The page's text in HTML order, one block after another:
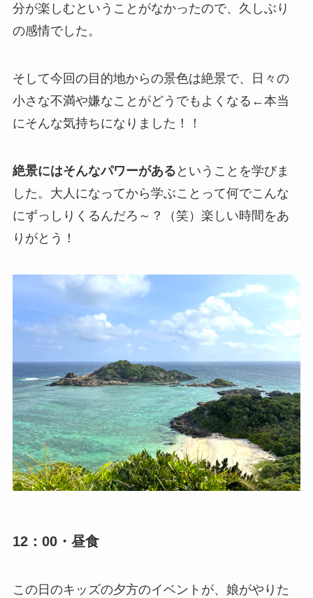
分が楽しむということがなかったので、久しぶり
の感情でした。
そして今回の目的地からの景色は絶景で、日々の
小さな不満や嫌なことがどうでもよくなる←本当
にそんな気持ちになりました！！
絶景にはそんなパワーがある ということを学びま
した。大人になってから学ぶことって何でこんな
にずっしりくるんだろ～？（笑）楽しい時間をあ
りがとう！
12：00・昼食
この日のキッズの夕方のイベントが、娘がやりた